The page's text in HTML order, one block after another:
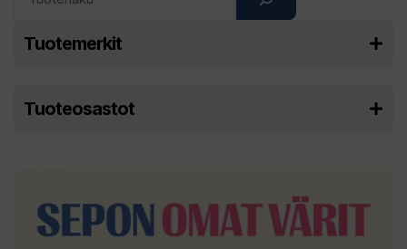
Tuotemerkit
Tuoteosastot